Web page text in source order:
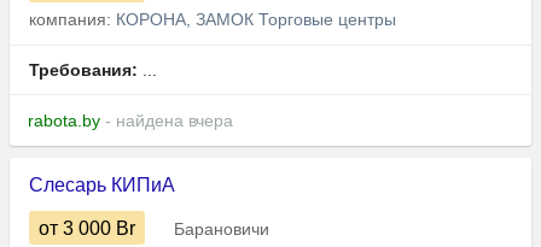
компания: КОРОНА, ЗАМОК Торговые центры
Требования: ...
rabota.by - найдена вчера
Слесарь КИПиА
от 3 000 Br
Барановичи